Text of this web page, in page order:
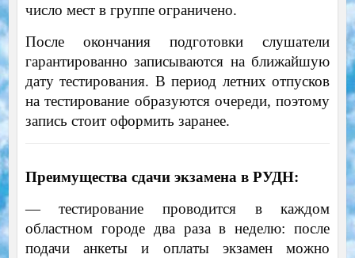
число мест в группе ограничено.
После окончания подготовки слушатели
гарантированно записываются на ближайшую
дату тестирования. В период летних отпусков
на тестирование образуются очереди, поэтому
запись стоит оформить заранее.
Преимущества сдачи экзамена в РУДН:
— тестирование проводится в каждом
областном городе два раза в неделю: после
подачи анкеты и оплаты экзамен можно